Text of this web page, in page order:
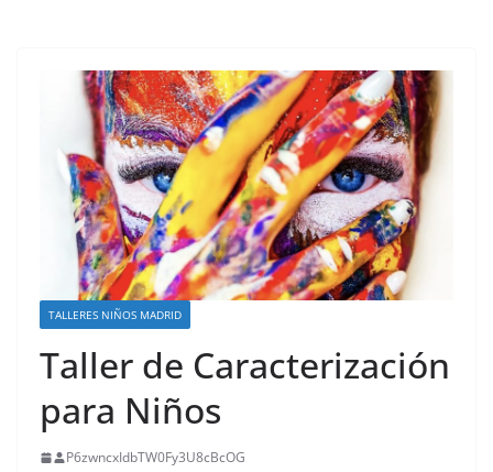
TALLERES NIÑOS MADRID
Taller de Caracterización
para Niños
P6zwncxIdbTW0Fy3U8cBcOG